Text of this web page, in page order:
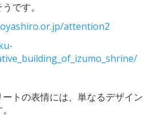
です。
attention2
トの表情には、単なるデザイン